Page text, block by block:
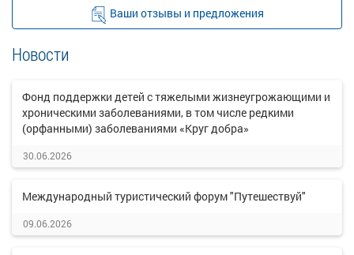
Ваши отзывы и предложения
Новости
Фонд поддержки детей с тяжелыми жизнеугрожающими и
хроническими заболеваниями, в том числе редкими
(орфанными) заболеваниями «Круг добра»
30.06.2026
Международный туристический форум "Путешествуй"
09.06.2026